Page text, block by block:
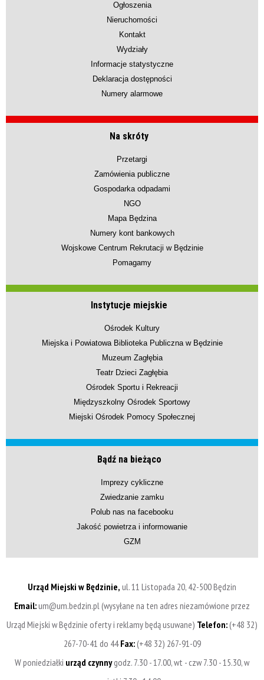
Ogłoszenia
Nieruchomości
Kontakt
Wydziały
Informacje statystyczne
Deklaracja dostępności
Numery alarmowe
Na skróty
Przetargi
Zamówienia publiczne
Gospodarka odpadami
NGO
Mapa Będzina
Numery kont bankowych
Wojskowe Centrum Rekrutacji w Będzinie
Pomagamy
Instytucje miejskie
Ośrodek Kultury
Miejska i Powiatowa Biblioteka Publiczna w Będzinie
Muzeum Zagłębia
Teatr Dzieci Zagłębia
Ośrodek Sportu i Rekreacji
Międzyszkolny Ośrodek Sportowy
Miejski Ośrodek Pomocy Społecznej
Bądź na bieżąco
Imprezy cykliczne
Zwiedzanie zamku
Polub nas na facebooku
Jakość powietrza i informowanie
GZM
Urząd Miejski w Będzinie, ul. 11 Listopada 20, 42-500 Będzin
Email:um@um.bedzin.pl (wysyłane na ten adres niezamówione przez
Urząd Miejski w Będzinie oferty i reklamy będą usuwane) Telefon:(+48 32)
267-70-41 do 44Fax:(+48 32) 267-91-09
W poniedziałki urząd czynnygodz. 7.30 - 17.00, wt - czw 7.30 - 15.30, w